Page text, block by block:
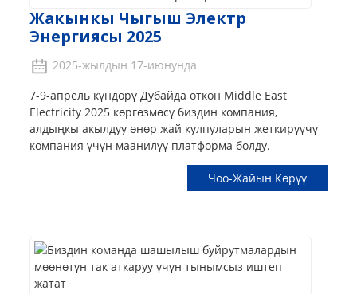
Жакынкы Чыгыш Электр
Энергиясы 2025
2025-жылдын 17-июнунда
7-9-апрель күндөрү Дубайда өткөн Middle East
Electricity 2025 көргөзмөсү биздин компания,
алдыңкы акылдуу өнөр жай кулпуларын жеткирүүчү
компания үчүн маанилүү платформа болду.
Чоо-Жайын Көрүү